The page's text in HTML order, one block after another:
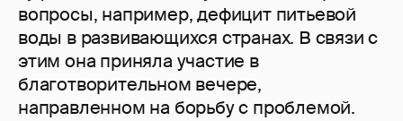
вопросы, например, дефицит питьевой
воды в развивающихся странах. В связи с
этим она приняла участие в
благотворительном вечере,
направленном на борьбу с проблемой.